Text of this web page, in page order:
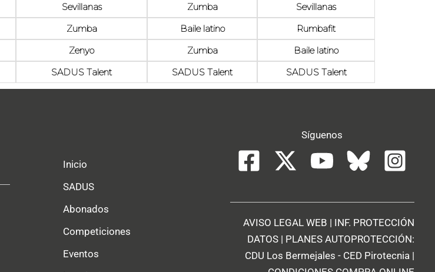
Sevillanas Zumba
Sevillanas
Zumba Baile latino
Rumbafit
Zenyo Zumba
Baile latino
SADUS Talent SADUS Talent SADUS Talent
Inicio
SADUS
Abonados
Competiciones
Eventos
Síguenos
AVISO LEGAL WEB | INF. PROTECCIÓN
DATOS | PLANES AUTOPROTECCIÓN:
CDU Los Bermejales - CED Pirotecnia |